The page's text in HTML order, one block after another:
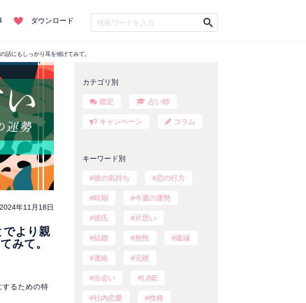
ダウンロード
話にもしっかり耳を傾けてみて。
2024年11月18日
でより親
みて。
るための特
カテゴリ別
鑑定 占い師
キャンペーン コラム
キーワード別
彼の気持ち 恋の行方
時期 今週の運勢
彼氏 片思い
結婚 相性 復縁
連絡 元彼
出会い LINE
社内恋愛 性格